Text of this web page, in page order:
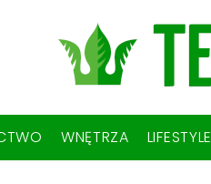
WNĘTRZA LIFESTYLE